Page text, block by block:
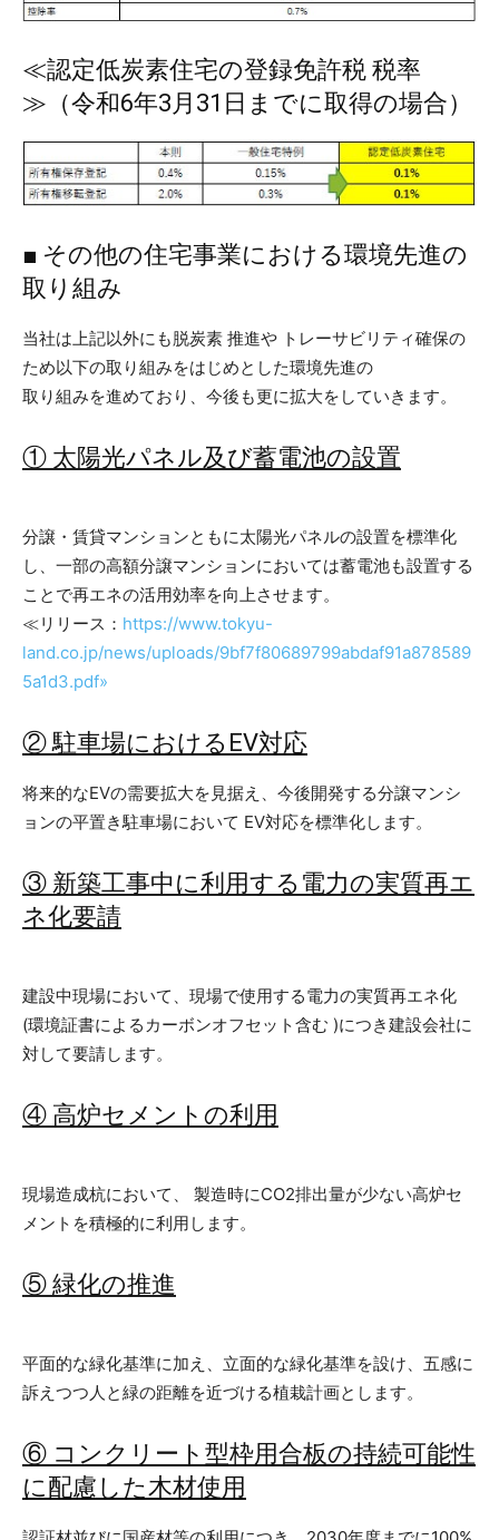
≪認定低炭素住宅の登録免許税 税率
≫（令和6年3月31日までに取得の場合）
■ その他の住宅事業における環境先進の
取り組み
当社は上記以外にも脱炭素 推進や トレーサビリティ確保の
ため以下の取り組みをはじめとした環境先進の
取り組みを進めており、今後も更に拡大をしていきます。
① 太陽光パネル及び蓄電池の設置
分譲・賃貸マンションともに太陽光パネルの設置を標準化
し、一部の高額分譲マンションにおいては蓄電池も設置する
ことで再エネの活用効率を向上させます。
≪リリース： https://www.tokyu-
land.co.jp/news/uploads/9bf7f80689799abdaf91a878589
5a1d3.pdf»
② 駐車場におけるEV対応
将来的なEVの需要拡大を見据え、今後開発する分譲マンシ
ョンの平置き駐車場において EV対応を標準化します。
③ 新築工事中に利用する電力の実質再エ
ネ化要請
建設中現場において、現場で使用する電力の実質再エネ化
(環境証書によるカーボンオフセット含む )につき建設会社に
対して要請します。
④ 高炉セメントの利用
現場造成杭において、 製造時にCO2排出量が少ない高炉セ
メントを積極的に利用します。
⑤ 緑化の推進
平面的な緑化基準に加え、立面的な緑化基準を設け、五感に
訴えつつ人と緑の距離を近づける植栽計画とします。
⑥ コンクリート型枠用合板の持続可能性
に配慮した木材使用